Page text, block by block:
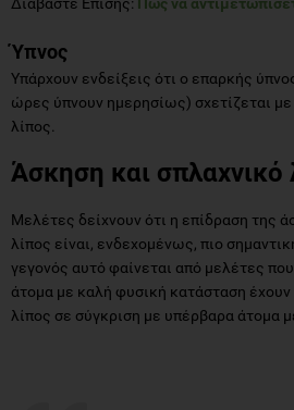
Ύπνος
Υπάρχουν ενδείξεις ότι ο επαρκής
ώρες ύπνουν ημερησίως) σχετίζεται
λίπος.
Άσκηση και σπλαχνικό
Μελέτες δείχνουν ότι η επίδραση της
λίπος είναι, ενδεχομένως, πιο
γεγονός αυτό φαίνεται από μελέτες
άτομα με καλή φυσική κατάσταση
λίπος σε σύγκριση με υπέρβαρα άτομα